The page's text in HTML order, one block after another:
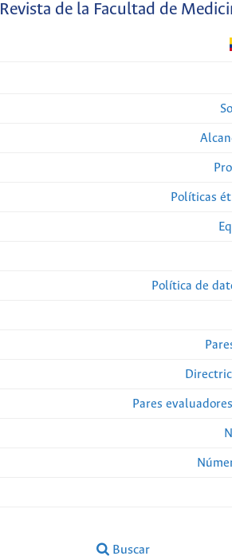
Revista de la Facultad de
Políticas
Política de
Pares
Buscar